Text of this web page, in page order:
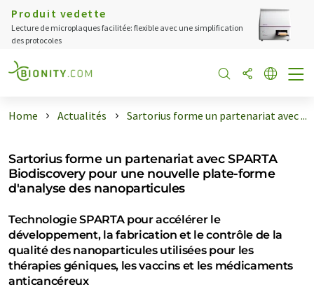
Produit vedette
Lecture de microplaques facilitée: flexible avec une simplification
des protocoles
Home Actualités Sartorius forme un partenariat avec ...
Sartorius forme un partenariat avec SPARTA
Biodiscovery pour une nouvelle plate-forme
d'analyse des nanoparticules
Technologie SPARTA pour accélérer le
développement, la fabrication et le contrôle de la
qualité des nanoparticules utilisées pour les
thérapies géniques, les vaccins et les médicaments
anticancéreux